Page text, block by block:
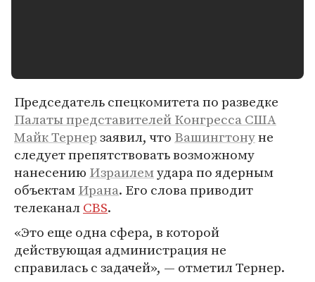
Председатель спецкомитета по разведке
Палаты представителейКонгресса США
Майк Тернерзаявил, что Вашингтонуне
следует препятствовать возможному
нанесению Израилемудара по ядерным
объектамИрана. Его слова приводит
телеканалCBS.
«Это еще одна сфера, в которой
действующая администрация не
справилась с задачей», — отметил Тернер.